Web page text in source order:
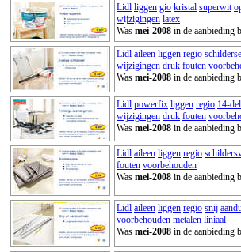
Lidl liggen gio kristal superwit
wijzigingen latex
Was mei-2008 in de aanbieding
Lidl aileen liggen regio
wijzigingen druk fouten
Was mei-2008 in de aanbieding
Lidl powerfix liggen regio 14-
wijzigingen druk fouten
Was mei-2008 in de aanbieding
Lidl aileen liggen regio
fouten voorbehouden
Was mei-2008 in de aanbieding
Lidl aileen liggen regio snij
voorbehouden metalen liniaal
Was mei-2008 in de aanbieding